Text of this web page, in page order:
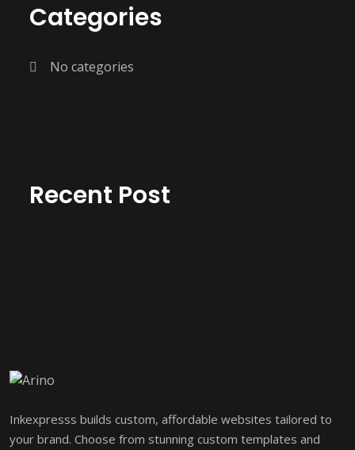
Categories
No categories
Recent Post
Inkexpresss builds custom, affordable websites tailored to
your brand. Choose from stunning custom templates and